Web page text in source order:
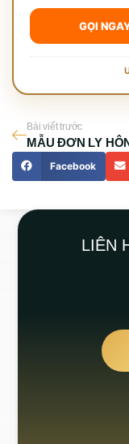
GỌI
Bài viết trước
Facebook
LIÊN